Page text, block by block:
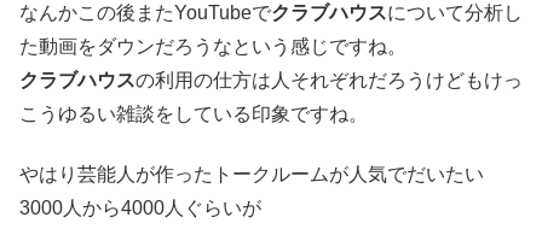
なんかこの後またYouTubeでクラブハウスについて分析し
た動画をダウンだろうなという感じですね。
クラブハウスの利用の仕方は人それぞれだろうけどもけっ
こうゆるい雑談をしている印象ですね。
やはり芸能人が作ったトークルームが人気でだいたい
3000人から4000人ぐらいが